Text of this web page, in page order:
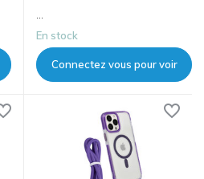
En stock
Connectez vous pour voir